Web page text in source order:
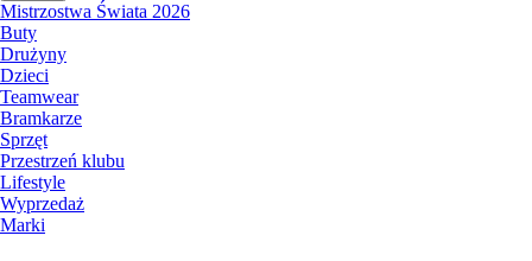
Mistrzostwa Świata 2026
Buty
Drużyny
Dzieci
Teamwear
Bramkarze
Sprzęt
Przestrzeń klubu
Lifestyle
Wyprzedaż
Marki